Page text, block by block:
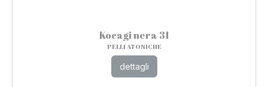
Kocagi nera 31
PELLI ATONICHE
dettagli